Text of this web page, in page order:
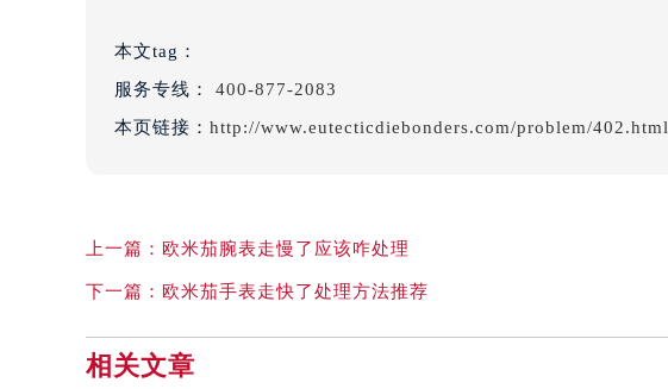
本文tag：
服务专线：
400-877-2083
本页链接： http://www.eutecticdiebonders.com/problem/402.html
上一篇： 欧米茄腕表走慢了应该咋处理
下一篇： 欧米茄手表走快了处理方法推荐
相关文章